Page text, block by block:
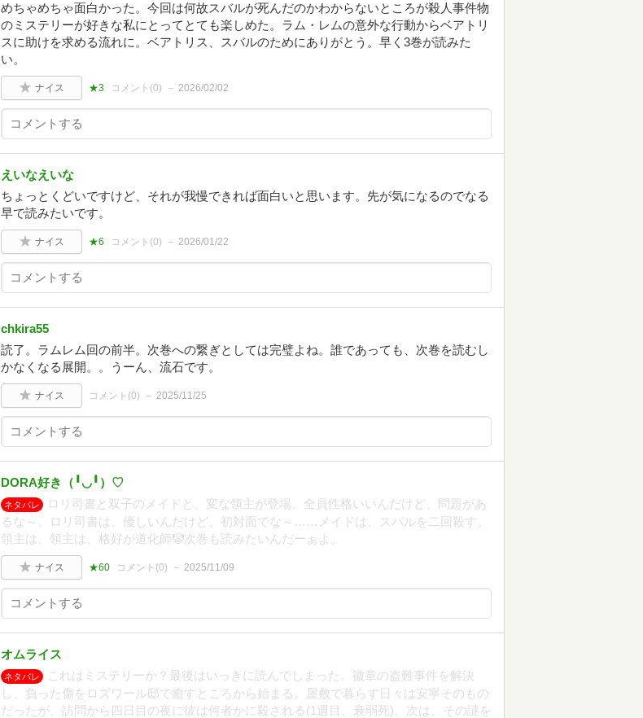
めちゃめちゃ面白かった。今回は何故スバルが死んだのかわからないところが殺人事件物
のミステリーが好きな私にとってとても楽しめた。ラム・レムの意外な行動からベアトリ
スに助けを求める流れに。ベアトリス、スバルのためにありがとう。早く3巻が読みた
い。
ナイス ★3 コメント(0) 2026/02/02
えいなえいな
ちょっとくどいですけど、それが我慢できれば面白いと思います。先が気になるのでなる
早で読みたいです。
ナイス ★6 コメント(0) 2026/01/22
chkira55
読了。ラムレム回の前半。次巻への繋ぎとしては完璧よね。誰であっても、次巻を読むし
かなくなる展開。。うーん、流石です。
ナイス コメント(0) 2025/11/25
DORA好き（╹◡╹）♡
ネタバレ
ロリ司書と双子のメイドと、変な領主が登場。全員性格いいんだけど、問題があ
るな～。ロリ司書は、優しいんだけど、初対面でな～……メイドは、スバルを二回殺す。
領主は、領主は、格好が道化師🤡次巻も読みたいんだーぁよ。
ナイス ★60 コメント(0) 2025/11/09
オムライス
ネタバレ
これはミステリーか？最後はいっきに読んでしまった。徽章の盗難事件を解決
し、負った傷をロズワール邸で癒すところから始まる。屋敷で暮らす日々は安寧そのもの
だったが、訪問から四日目の夜に彼は何者かに殺される(1週目、衰弱死)。次は、その謎を